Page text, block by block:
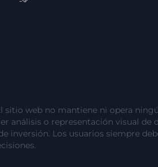
web no mantiene ni opera
análisis o representación visual de
inversión. Los usuarios siempre